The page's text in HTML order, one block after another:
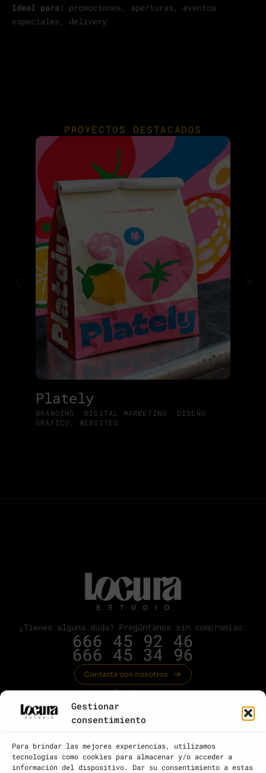
Gestionar
consentimiento
Para brindar las mejores experiencias, utilizamos
tecnologías como cookies para almacenar y/o acceder a
información del dispositivo. Dar su consentimiento a estas
Ideal para: promociones, aperturas, eventos
especiales, delivery
PROYECTOS DESTACADOS
Plately
BRANDING DIGITAL MARKETING
DISEÑO
GRÁFICO
WEBSITES
¿Tienes alguna duda? Pregúntanos sin compromiso:
666 45 92 46
666 45 34 96
Contacta con nosotros
Nosotros
Servicios
Blog
Contacto